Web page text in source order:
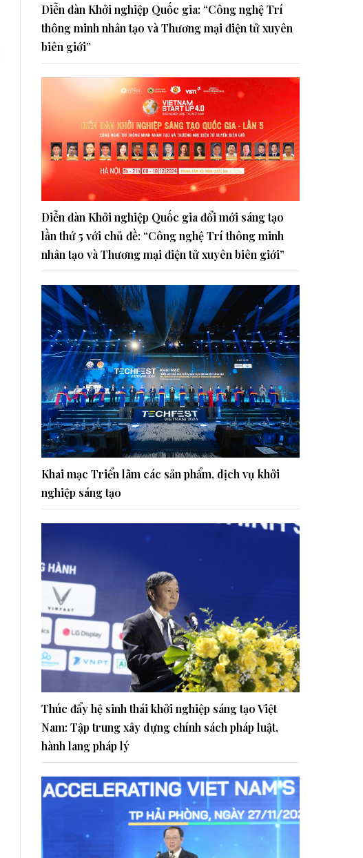
Diễn đàn Khởi nghiệp Quốc gia: “Công nghệ Trí
thông minh nhân tạo và Thương mại điện tử xuyên
biên giới”
Diễn đàn Khởi nghiệp Quốc gia đổi mới sáng tạo
lần thứ 5 với chủ đề: “Công nghệ Trí thông minh
nhân tạo và Thương mại điện tử xuyên biên giới”
Khai mạc Triển lãm các sản phẩm, dịch vụ khởi
nghiệp sáng tạo
Thúc đẩy hệ sinh thái khởi nghiệp sáng tạo Việt
Nam: Tập trung xây dựng chính sách pháp luật,
hành lang pháp lý